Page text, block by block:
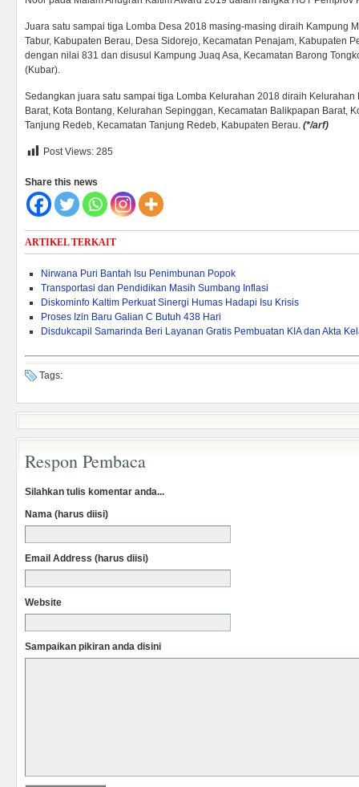
Juara satu sampai tiga Lomba Desa 2018 masing-masing diraih Kampung
Tabur, Kabupaten Berau, Desa Sidorejo, Kecamatan Penajam, Kabupaten
dengan nilai 831 dan disusul Kampung Juaq Asa, Kecamatan Barong
(Kubar).
Sedangkan juara satu sampai tiga Lomba Kelurahan 2018 diraih
Barat, Kota Bontang, Kelurahan Sepinggan, Kecamatan Balikpapan Barat,
Tanjung Redeb, Kecamatan Tanjung Redeb, Kabupaten Berau. (*/arf)
Post Views: 285
Share this news
ARTIKEL TERKAIT
Nirwana Puri Bantah Isu Penimbunan Popok
Transportasi dan Pendidikan Masih Sumbang Inflasi
Diskominfo Kaltim Perkuat Sinergi Humas Hadapi Isu Krisis
Proses Izin Baru Galian C Butuh 438 Hari
Disdukcapil Samarinda Beri Layanan Gratis Pembuatan KIA dan Akta
Tags:
Respon Pembaca
Silahkan tulis komentar anda...
Nama (harus diisi)
Email Address (harus diisi)
Website
Sampaikan pikiran anda disini